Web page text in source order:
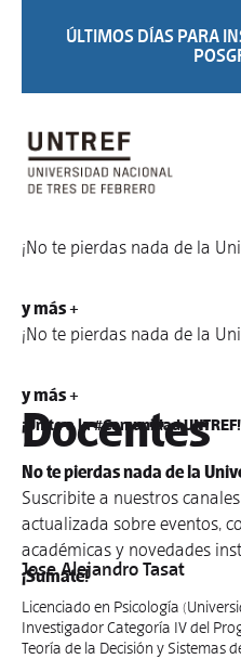
ÚLTIMOS DÍAS PARA
¡No te pierdas nada de la
y más +
¡No te pierdas nada de la
y más +
¡Unite a la #Comunidad UNTREF!
No te pierdas nada de la
Suscribite a nuestros
actualizada sobre eventos,
académicas y novedades
¡Sumate!
Docentes
Jose Alejandro Tasat
Licenciado en Psicología
Investigador Categoría IV del
Teoría de la Decisión y Sistemas